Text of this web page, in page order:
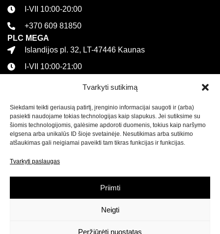
Tvarkyti sutikimą
Siekdami teikti geriausią patirtį, įrenginio informacijai saugoti ir (arba)
pasiekti naudojame tokias technologijas kaip slapukus. Jei sutiksime su
šiomis technologijomis, galėsime apdoroti duomenis, tokius kaip naršymo
elgsena arba unikalūs ID šioje svetainėje. Nesutikimas arba sutikimo
atšaukimas gali neigiamai paveikti tam tikras funkcijas ir funkcijas.
Tvarkyti paslaugas
Priimti
Neigti
Peržiūrėti nuostatas
I-VII 10:00-20:00
+370 609 81850
PLC MEGA
Islandijos pl. 32, LT-47446 Kaunas
I-VII 10:00-21:00
Kontaktai
Pirkimo sąlygos ir taisyklės
Privatumo politika